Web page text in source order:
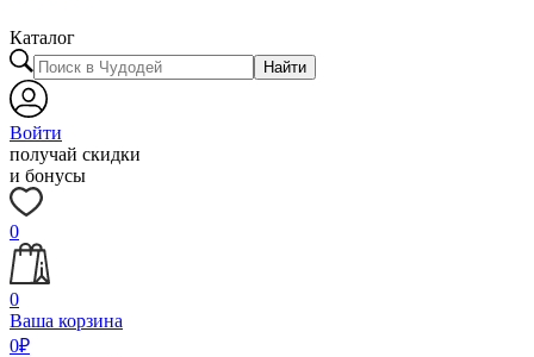
Каталог
Найти
Войти
получай скидки
и бонусы
0
0
Ваша корзина
0₽